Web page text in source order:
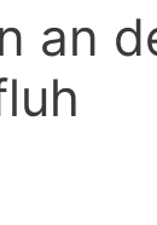
an